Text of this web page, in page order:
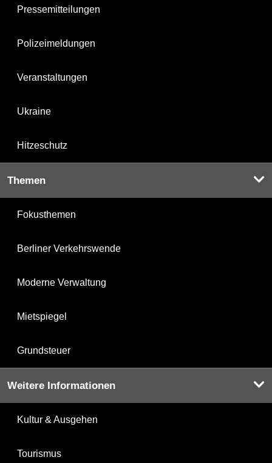
Pressemitteilungen
Polizeimeldungen
Veranstaltungen
Ukraine
Hitzeschutz
Themen
Fokusthemen
Berliner Verkehrswende
Moderne Verwaltung
Mietspiegel
Grundsteuer
Weitere Informationen
Kultur & Ausgehen
Tourismus